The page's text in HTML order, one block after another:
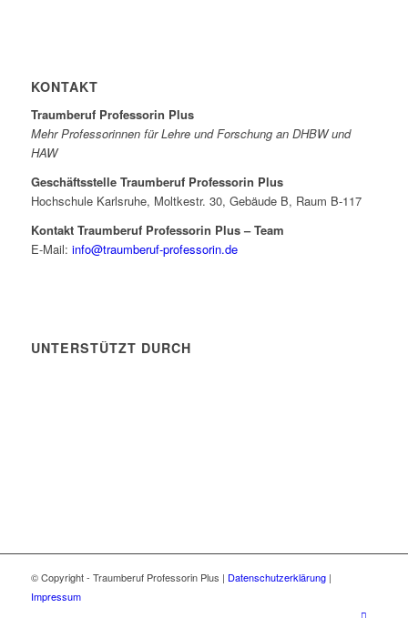
KONTAKT
Traumberuf Professorin Plus
Mehr Professorinnen für Lehre und Forschung an DHBW und
HAW
Geschäftsstelle Traumberuf Professorin Plus
Hochschule Karlsruhe, Moltkestr. 30, Gebäude B, Raum B-117
Kontakt Traumberuf Professorin Plus – Team
E-Mail: info@traumberuf-professorin.de
UNTERSTÜTZT DURCH
© Copyright - Traumberuf Professorin Plus | Datenschutzerklärung |
Impressum